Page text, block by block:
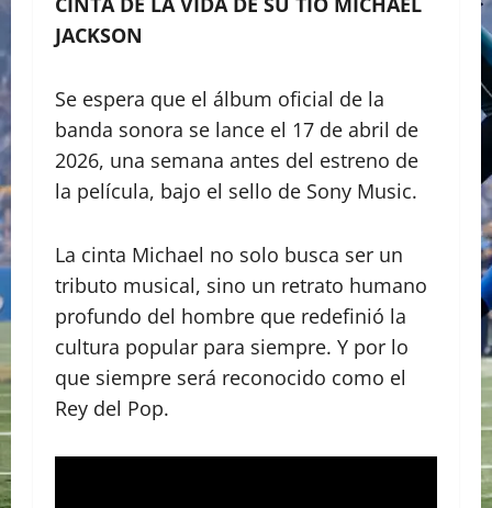
JACKSON
​Se espera que el álbum oficial de la
banda sonora se lance el 17 de abril de
2026, una semana antes del estreno de
la película, bajo el sello de Sony Music.
La cinta Michael no solo busca ser un
tributo musical, sino un retrato humano
profundo del hombre que redefinió la
cultura popular para siempre. Y por lo
que siempre será reconocido como el
Rey del Pop.